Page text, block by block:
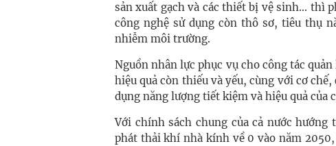
sản xuất gạch và các thiết bị vệ sinh... thì
công nghệ sử dụng còn thô sơ, tiêu thụ
nhiễm môi trường.
Nguồn nhân lực phục vụ cho công tác
hiệu quả còn thiếu và yếu, cùng với cơ
dụng năng lượng tiết kiệm và hiệu quả của
Với chính sách chung của cả nước
phát thải khí nhà kính về 0 vào năm